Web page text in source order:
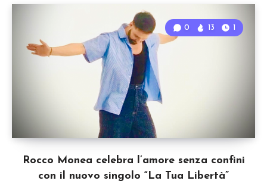
Rocco Monea celebra l’amore senza confini
con il nuovo singolo “La Tua Libertà”
0 13 1